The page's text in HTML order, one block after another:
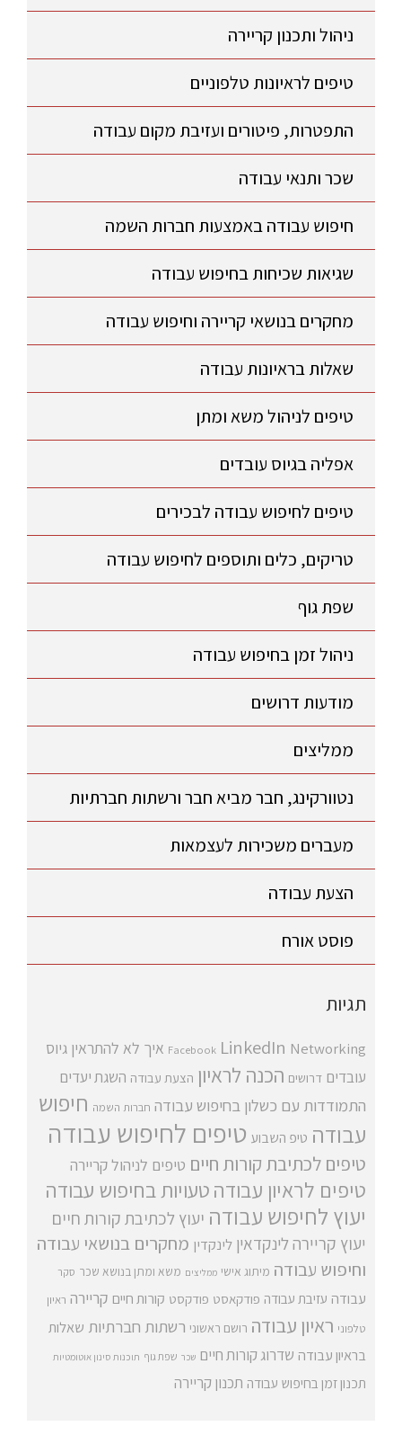
ניהול ותכנון קריירה
טיפים לראיונות טלפוניים
התפטרות, פיטורים ועזיבת מקום עבודה
שכר ותנאי עבודה
חיפוש עבודה באמצעות חברות השמה
שגיאות שכיחות בחיפוש עבודה
מחקרים בנושאי קריירה וחיפוש עבודה
שאלות בראיונות עבודה
טיפים לניהול משא ומתן
אפליה בגיוס עובדים
טיפים לחיפוש עבודה לבכירים
טריקים, כלים ותוספים לחיפוש עבודה
שפת גוף
ניהול זמן בחיפוש עבודה
מודעות דרושים
ממליצים
נטוורקינג, חבר מביא חבר ורשתות חברתיות
מעברים משכירות לעצמאות
הצעת עבודה
פוסט אורח
תגיות
Facebook LinkedIn Networking איך לא להתראין גיוס
עובדים דרושים הכנה לראיון הצעת עבודה השגת יעדים
התמודדות עם כשלון בחיפוש עבודה חברות השמה חיפוש
עבודה טיפ השבוע טיפים לחיפוש עבודה
טיפים לכתיבת קורות חיים טיפים לניהול קריירה
טיפים לראיון עבודהטעויות בחיפוש עבודה
יעוץ לחיפוש עבודה יעוץ לכתיבת קורות חיים
יעוץ קריירה לינקדאין לינקדין מחקרים בנושאי עבודה
וחיפוש עבודה מיתוג אישי ממליצים משא ומתן בנושא שכר סקר
עבודה עזיבת עבודה פודקאסט פודקסט קורות חיים קריירה ראיון
טלפוני ראיון עבודה רושם ראשוני רשתות חברתיות שאלות
בראיון עבודה שדרוג קורות חיים שכר שפת גוף תוכנות סינון אוטומטיות
תכנון זמן בחיפוש עבודה תכנון קריירה